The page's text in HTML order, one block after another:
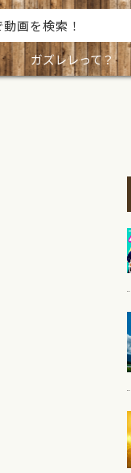
ガズレレって？